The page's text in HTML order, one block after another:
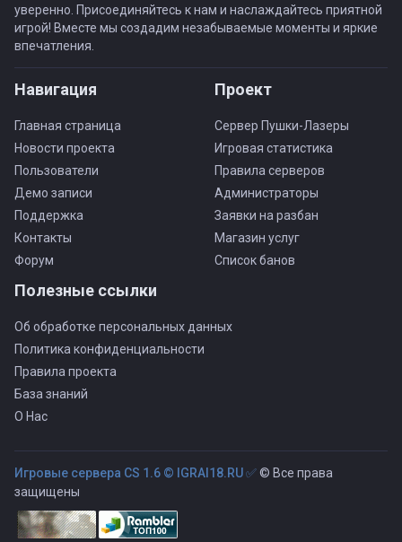
уверенно. Присоединяйтесь к нам и наслаждайтесь приятной
игрой! Вместе мы создадим незабываемые моменты и яркие
впечатления.
Навигация
Главная страница
Новости проекта
Пользователи
Демо записи
Поддержка
Контакты
Форум
Проект
Сервер Пушки-Лазеры
Игровая статистика
Правила серверов
Администраторы
Заявки на разбан
Магазин услуг
Список банов
Полезные ссылки
Об обработке персональных данных
Политика конфиденциальности
Правила проекта
База знаний
О Нас
Игровые сервера CS 1.6 © IGRAI18.RU ✅© Все права
защищены